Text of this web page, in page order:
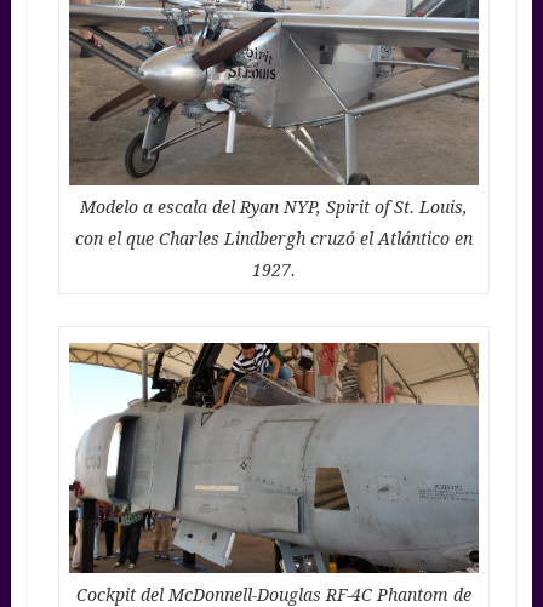
Modelo a escala del Ryan NYP, Spirit of St. Louis,
con el que Charles Lindbergh cruzó el Atlántico en
1927.
Cockpit del McDonnell-Douglas RF-4C Phantom de